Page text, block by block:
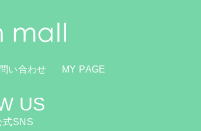
い合わせ MY PAGE
US
式SNS